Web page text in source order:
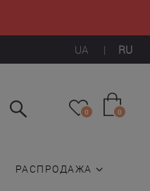
UA | RU
0 0
РАСПРОДАЖА